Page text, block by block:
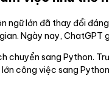
ngữ lớn đã thay đổi
Ngày nay, ChatGPT
chuyển sang Python.
công việc sang